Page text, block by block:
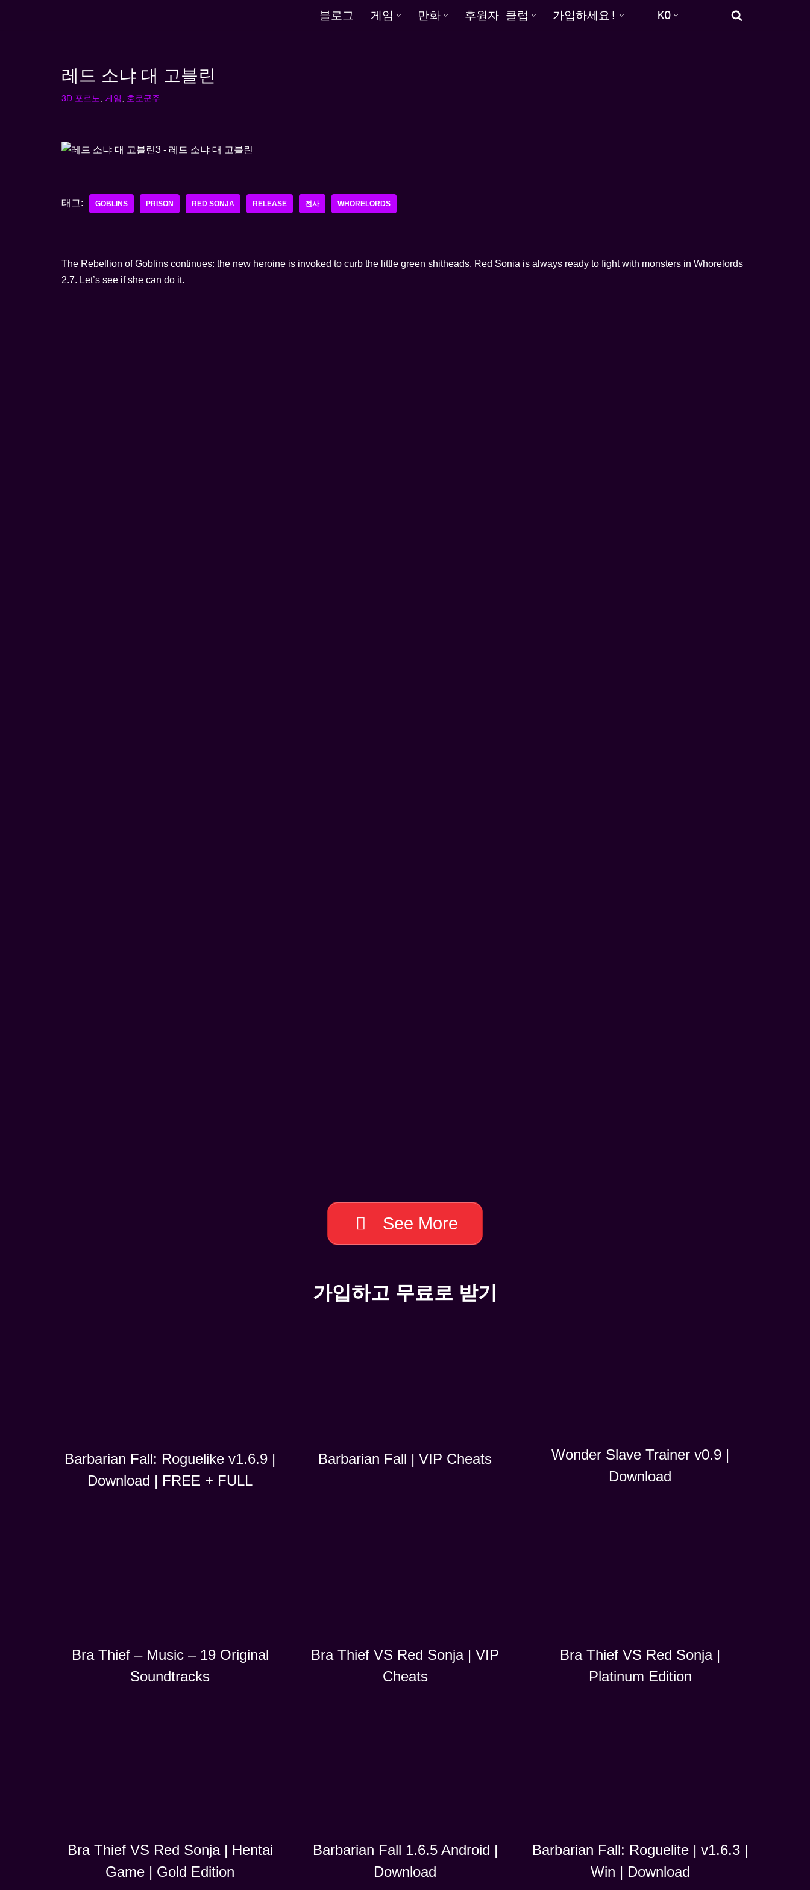
블로그 게임 만화 후원자 클럽 가입하세요! KO
레드 소냐 대 고블린
3D 포르노 게임 호로군주
태그: GOBLINS PRISON RED SONJA RELEASE 전사 WHORELORDS
The Rebellion of Goblins continues: the new heroine is invoked to curb the little green shitheads. Red Sonia is always ready to fight with monsters in Whorelords
2.7. Let’s see if she can do it.
See More
가입하고 무료로 받기
Barbarian Fall: Roguelike v1.6.9 |
Download | FREE + FULL
Barbarian Fall | VIP Cheats
Wonder Slave Trainer v0.9 |
Download
Bra Thief – Music – 19 Original
Soundtracks
Bra Thief VS Red Sonja | VIP
Cheats
Bra Thief VS Red Sonja |
Platinum Edition
Bra Thief VS Red Sonja | Hentai
Game | Gold Edition
Barbarian Fall 1.6.5 Android |
Download
Barbarian Fall: Roguelite | v1.6.3 |
Win | Download